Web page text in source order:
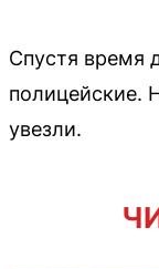
Спустя время
полицейские.
увезли.